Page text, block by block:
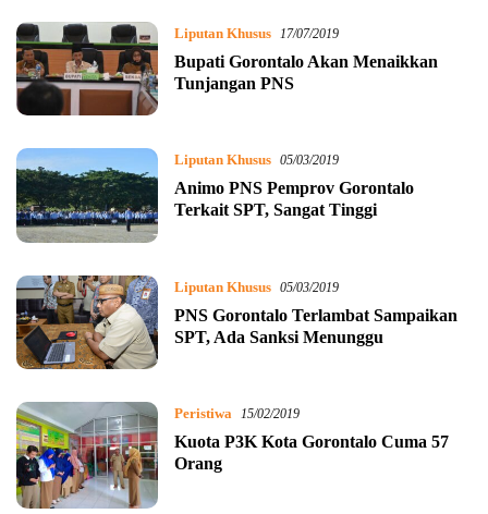
Liputan Khusus 17/07/2019
Bupati Gorontalo Akan Menaikkan
Tunjangan PNS
Liputan Khusus 05/03/2019
Animo PNS Pemprov Gorontalo
Terkait SPT, Sangat Tinggi
Liputan Khusus 05/03/2019
PNS Gorontalo Terlambat Sampaikan
SPT, Ada Sanksi Menunggu
Peristiwa 15/02/2019
Kuota P3K Kota Gorontalo Cuma 57
Orang